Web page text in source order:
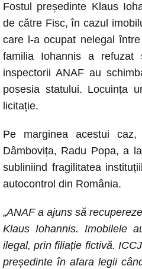
c
e
b
o
o
k
at
s
A
p
p
ss
e
n
g
er
p
y
Li
n
k
ail
Fostul președinte Klaus
de către Fisc, în cazul
care l-a ocupat nelegal
familia Iohannis a refuzat
inspectorii ANAF au
posesia statului. Locuința
licitație.
Pe marginea acestui
Dâmbovița, Radu Popa, a
subliniind fragilitatea
autocontrol din România.
„ANAF a ajuns să
Klaus Iohannis. Imobilele
ilegal, prin filiație fictivă.
președinte în afara legii